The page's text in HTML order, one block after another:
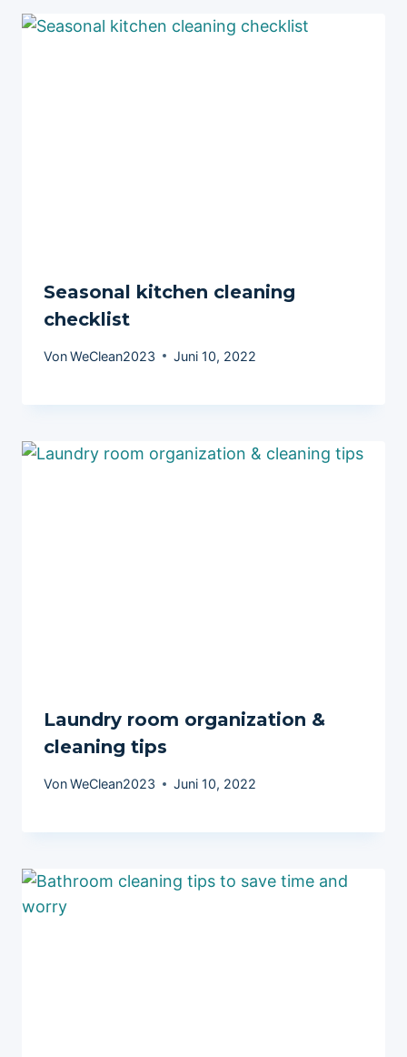
Seasonal kitchen cleaning
checklist
VonWeClean2023 Juni 10, 2022
Laundry room organization &
cleaning tips
VonWeClean2023 Juni 10, 2022